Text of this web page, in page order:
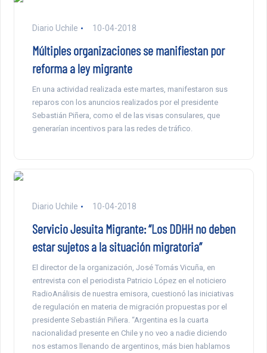
Diario Uchile 10-04-2018
Múltiples organizaciones se manifiestan por
reforma a ley migrante
En una actividad realizada este martes, manifestaron sus
reparos con los anuncios realizados por el presidente
Sebastián Piñera, como el de las visas consulares, que
generarían incentivos para las redes de tráfico.
Diario Uchile 10-04-2018
Servicio Jesuita Migrante: “Los DDHH no deben
estar sujetos a la situación migratoria”
El director de la organización, José Tomás Vicuña, en
entrevista con el periodista Patricio López en el noticiero
RadioAnálisis de nuestra emisora, cuestionó las iniciativas
de regulación en materia de migración propuestas por el
presidente Sebastián Piñera. “Argentina es la cuarta
nacionalidad presente en Chile y no veo a nadie diciendo
nos estamos llenando de argentinos, más bien hablamos